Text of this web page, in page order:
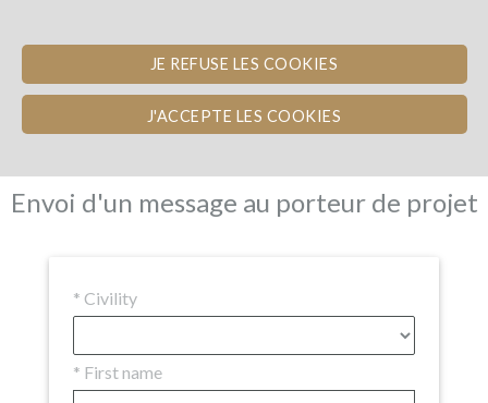
JE REFUSE LES COOKIES
J'ACCEPTE LES COOKIES
Detalles del proyecto Opinión de expertos
Los reembolsos en vino WineFunders(43)
comentarios (17)
Envoi d'un message au porteur de projet
* Civility
* First name